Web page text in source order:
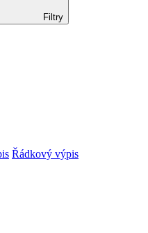
Filtry
Řádkový výpis